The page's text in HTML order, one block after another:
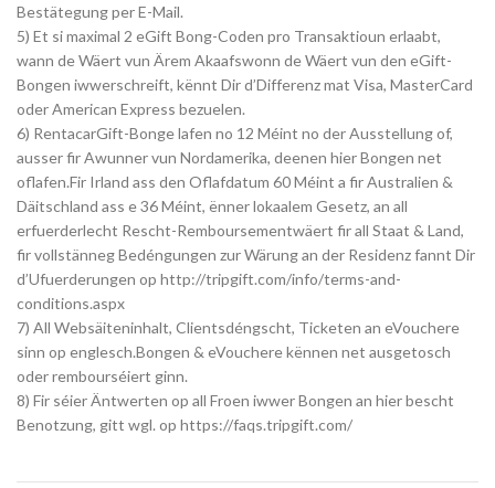
Bestätegung per E-Mail.
5) Et si maximal 2 eGift Bong-Coden pro Transaktioun erlaabt,
wann de Wäert vun Ärem Akaafswonn de Wäert vun den eGift-
Bongen iwwerschreift, kënnt Dir d’Differenz mat Visa, MasterCard
oder American Express bezuelen.
6) RentacarGift-Bonge lafen no 12 Méint no der Ausstellung of,
ausser fir Awunner vun Nordamerika, deenen hier Bongen net
oflafen.Fir Irland ass den Oflafdatum 60 Méint a fir Australien &
Däitschland ass e 36 Méint, ënner lokaalem Gesetz, an all
erfuerderlecht Rescht-Remboursementwäert fir all Staat & Land,
fir vollstänneg Bedéngungen zur Wärung an der Residenz fannt Dir
d’Ufuerderungen op http://tripgift.com/info/terms-and-
conditions.aspx
7) All Websäiteninhalt, Clientsdéngscht, Ticketen an eVouchere
sinn op englesch.Bongen & eVouchere kënnen net ausgetosch
oder rembourséiert ginn.
8) Fir séier Äntwerten op all Froen iwwer Bongen an hier bescht
Benotzung, gitt wgl. op https://faqs.tripgift.com/